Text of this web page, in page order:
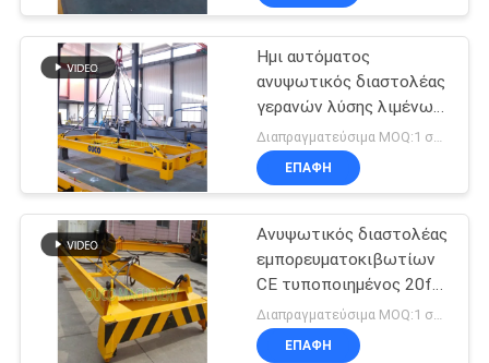
Ημι αυτόματος
ανυψωτικός διαστολέας
γερανών λύσης λιμένων
20ft
ΕΠΑΦΉ
Ανυψωτικός διαστολέας
εμπορευματοκιβωτίων
CE τυποποιημένος 20ft
μηχανικός
ΕΠΑΦΉ